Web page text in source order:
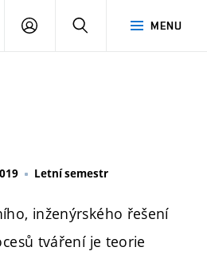
MENU
PŘIHLÁŠENÍ
Letní semestr
inženýrského řešení
tváření je teorie